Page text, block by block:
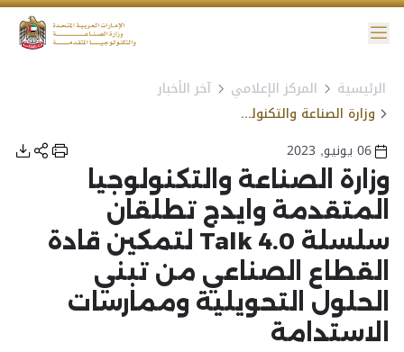
الوصول
الرئيسية المركز الإعلامي
آخر الأخبار
وزارة الصناعة والتكنولوجيا المتقدمة وايدج تطلقان سلسلة Talk 4.0 لتمكين قادة القطاع الصناعي من تبني الحلول التحويلية وممارسات الاستدامة
06 يونيو, 2023
وزارة الصناعة والتكنولوجيا
المتقدمة وايدج تطلقان
سلسلة Talk 4.0 لتمكين قادة
القطاع الصناعي من تبني
الحلول التحويلية وممارسات
الاستدامة